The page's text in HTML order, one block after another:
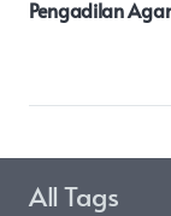
All Tags